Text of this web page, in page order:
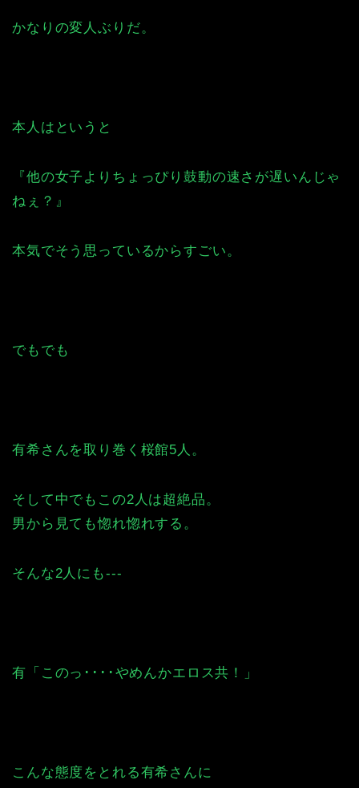
かなりの変人ぶりだ。
本人はというと
『他の女子よりちょっぴり鼓動の速さが遅いんじゃ
ねぇ？』
本気でそう思っているからすごい。
でもでも
有希さんを取り巻く桜館5人。
そして中でもこの2人は超絶品。
男から見ても惚れ惚れする。
そんな2人にも---
有「このっ････やめんかエロス共！」
こんな態度をとれる有希さんに